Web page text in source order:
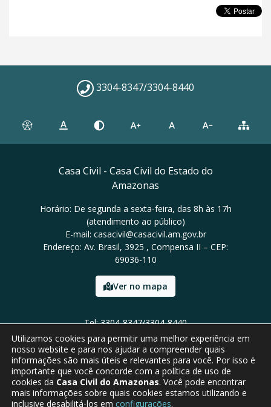
3304-8347/3304-8440
Casa Civil - Casa Civil do Estado do
Amazonas
Horário: De segunda a sexta-feira, das 8h às 17h
(atendimento ao público)
E-mail: casacivil@casacivil.am.gov.br
Endereço: Av. Brasil, 3925 , Compensa II – CEP:
69036-110
Ver no mapa
Tel: 3304-8347/3304-8440
Utilizamos cookies para permitir uma melhor experiência em
nosso website e para nos ajudar a compreender quais
informações são mais úteis e relevantes para você. Por isso é
importante que você concorde com a política de uso de
cookies da Casa Civil do Amazonas. Você pode encontrar
mais informações sobre quais cookies estamos utilizando e
inclusive desabilitá-los em configurações.